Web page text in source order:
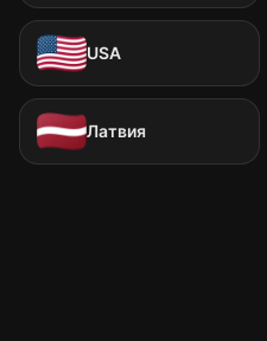
USA
Латвия